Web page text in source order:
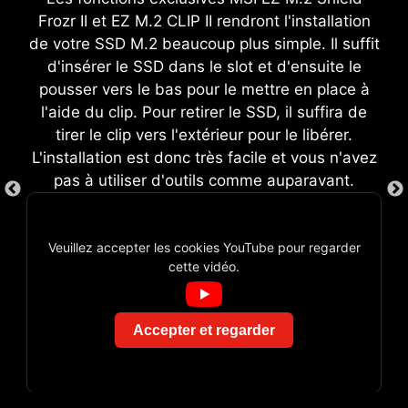
Frozr II et EZ M.2 CLIP II rendront l'installation
de votre SSD M.2 beaucoup plus simple. Il suffit
d'insérer le SSD dans le slot et d'ensuite le
pousser vers le bas pour le mettre en place à
l'aide du clip. Pour retirer le SSD, il suffira de
tirer le clip vers l'extérieur pour le libérer.
L'installation est donc très facile et vous n'avez
pas à utiliser d'outils comme auparavant.
Veuillez accepter les cookies YouTube pour regarder
cette vidéo.
Accepter et regarder
garder les zones dédiées aux dispositifs
d'espacement parfaitement libres. De plus, une
peinture de protection autour de chaque trou de
vis protège contre les rayures ou tout dommage
sur la carte mère.
EZ CONN DESIGN (JAF_1)
Le header JAF_1 exclusif de MSI permet au
EZ DEBUG LED
En cas de problème, les LED intégrées
vous indiqueront directement la source
pour vous aider à le résoudre rapidement.
réglages complexes.
GAME BOOST
Cette fonction d'overclocking du
processeur en un clic optimise les
performances automatiquement
en poussant les réglages à leur